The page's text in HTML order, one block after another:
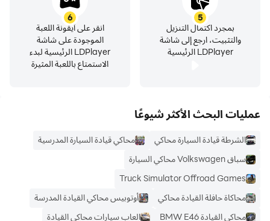
5
بمجرد اكتمال التنزيل
والتثبيت، ارجع إلى شاشة
LDPlayer الرئيسية
6
انقر على أيقونة اللعبة
الموجودة على شاشة
LDPlayer الرئيسية لبدء
الاستمتاع باللعبة المثيرة
عمليات البحث الأكثر شيوعًا
الشرطة قيادة السيارة محاكي
محاكي قيادة السيارة المدرسية
سباق Volkswagen محاكي السيارة
Truck Simulator Offroad Games
محاكاة حافلة القيادة محاكي
أوتوبيس محاكي القيادة المدرسة
محاكي القيادة BMW E46
العاب سيارات محاكي القيادة